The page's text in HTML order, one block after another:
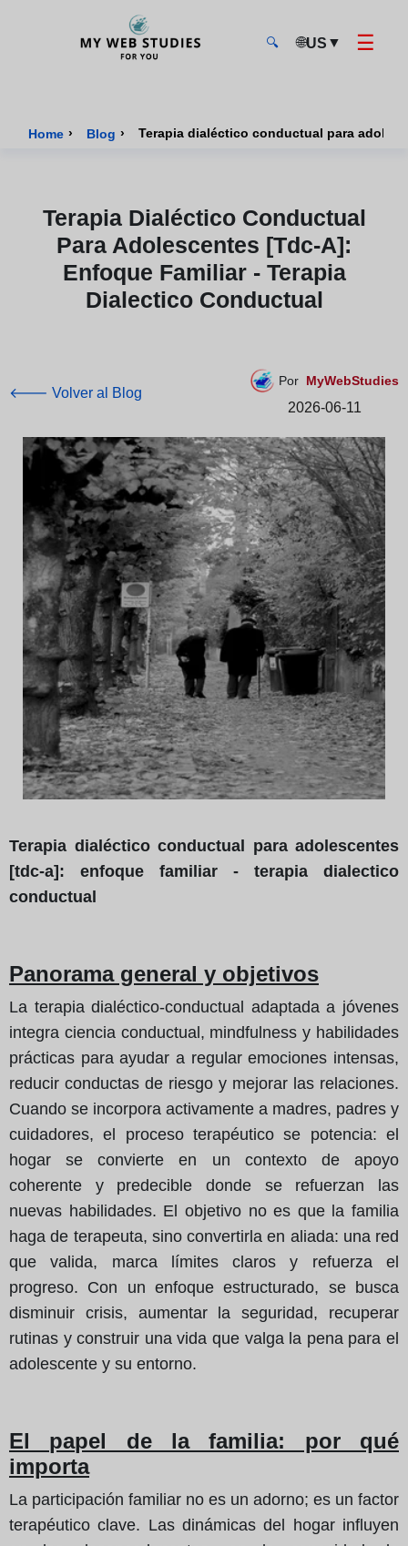
🔍 🌐US ▼ ☰
Home › Blog › Terapia dialéctico conductual para
Terapia Dialéctico Conductual
Para Adolescentes [tdc-A]:
Enfoque Familiar - Terapia
Dialectico Conductual
🡐 Volver al Blog
Por MyWebStudies
2026-06-11
Terapia dialéctico conductual para adolescentes
[tdc-a]: enfoque familiar - terapia dialectico
conductual
Panorama general y objetivos
La terapia dialéctico-conductual adaptada a jóvenes
integra ciencia conductual, mindfulness y habilidades
prácticas para ayudar a regular emociones intensas,
reducir conductas de riesgo y mejorar las relaciones.
Cuando se incorpora activamente a madres, padres y
cuidadores, el proceso terapéutico se potencia: el
hogar se convierte en un contexto de apoyo
coherente y predecible donde se refuerzan las
nuevas habilidades. El objetivo no es que la familia
haga de terapeuta, sino convertirla en aliada: una red
que valida, marca límites claros y refuerza el
progreso. Con un enfoque estructurado, se busca
disminuir crisis, aumentar la seguridad, recuperar
rutinas y construir una vida que valga la pena para el
adolescente y su entorno.
El papel de la familia: por qué
importa
La participación familiar no es un adorno; es un factor
terapéutico clave. Las dinámicas del hogar influyen